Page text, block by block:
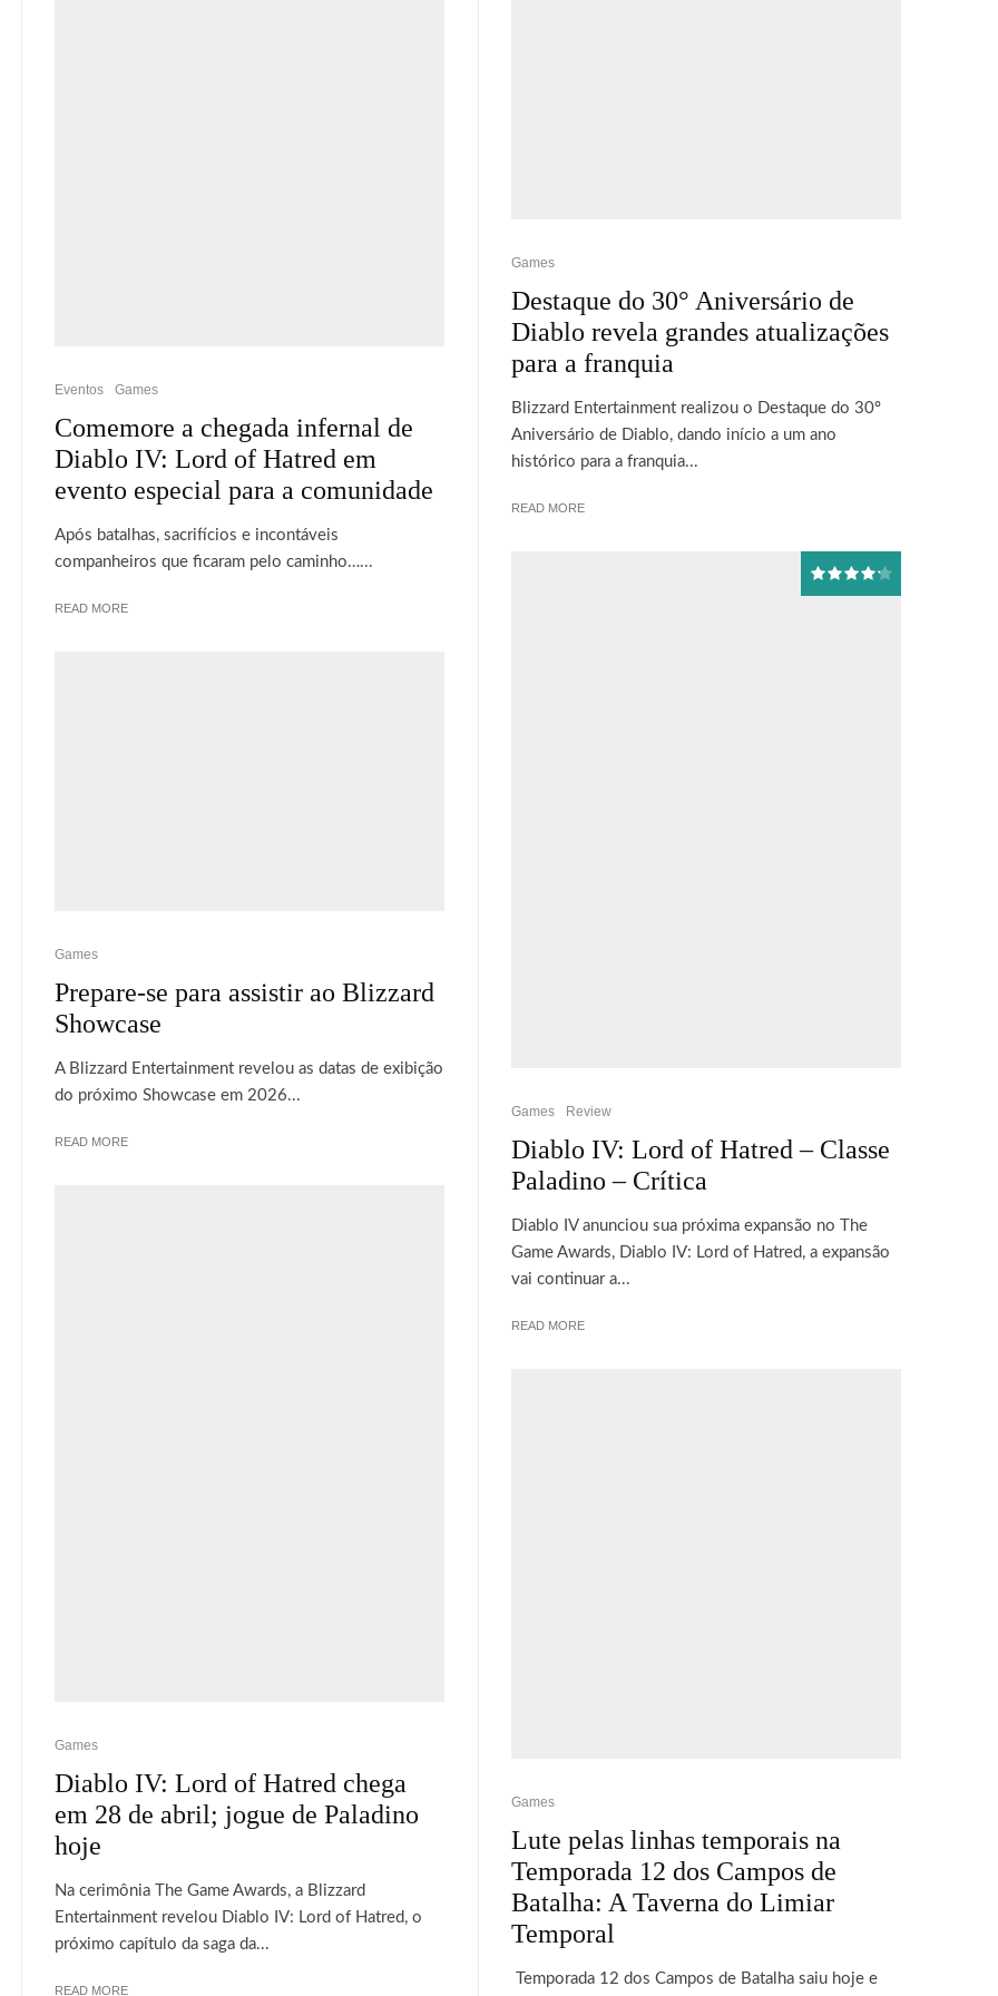
Eventos Games
Comemore a chegada infernal de
Diablo IV: Lord of Hatred em
evento especial para a comunidade
Após batalhas, sacrifícios e incontáveis
companheiros que ficaram pelo caminho…...
READ MORE
Games
Prepare-se para assistir ao Blizzard
Showcase
A Blizzard Entertainment revelou as datas de exibição
do próximo Showcase em 2026...
READ MORE
Games
Diablo IV: Lord of Hatred chega
em 28 de abril; jogue de Paladino
hoje
Na cerimônia The Game Awards, a Blizzard
Entertainment revelou Diablo IV: Lord of Hatred, o
próximo capítulo da saga da...
READ MORE
Games
Destaque do 30° Aniversário de
Diablo revela grandes atualizações
para a franquia
Blizzard Entertainment realizou o Destaque do 30º
Aniversário de Diablo, dando início a um ano
histórico para a franquia...
READ MORE
Games Review
Diablo IV: Lord of Hatred – Classe
Paladino – Crítica
Diablo IV anunciou sua próxima expansão no The
Game Awards, Diablo IV: Lord of Hatred, a expansão
vai continuar a...
READ MORE
Games
Lute pelas linhas temporais na
Temporada 12 dos Campos de
Batalha: A Taverna do Limiar
Temporal
Temporada 12 dos Campos de Batalha saiu hoje e